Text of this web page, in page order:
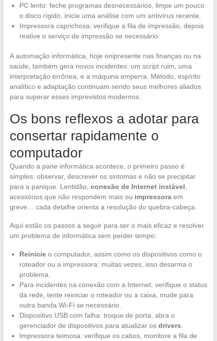
PC lento: feche programas desnecessários, limpe um pouco
o disco rígido, inicie uma análise com um antivírus recente.
Impressora caprichosa: verifique a fila de impressão, depois
reative o serviço de impressão se necessário.
A automação informática, hoje onipresente nas finanças ou na
saúde, também gera novos incidentes: um script ruim, uma
interpretação errônea, e a máquina emperra. Método, espírito
analítico e adaptação continuam sendo seus melhores aliados
para superar esses imprevistos modernos.
Os bons reflexos a adotar para
consertar rapidamente o
computador
Quando a pane informática acontece, o primeiro passo é
simples: observar, descrever os sintomas e não se precipitar
para a panique. Lentidão, conexão de Internet instável
acessórios que não respondem mais ou impressoraem
greve… cada detalhe orienta a resolução do quebra-cabeça.
Aqui estão os passos a seguir para ser o mais eficaz e resolver
um problema de informática sem perder tempo:
Reinicieo computador, assim como os dispositivos como o
roteador ou a impressora: muitas vezes, isso desarma o
problema.
Para incidentes na conexão com a Internet: verifique o status
da rede, tente reiniciar o roteador ou a caixa, mude para
outra banda Wi-Fi se necessário.
Dispositivo USB com falha: troque de porta, abra o
gerenciador de dispositivos para atualizar os drivers
Impressora teimosa: verifique os cabos, monitore a fila de